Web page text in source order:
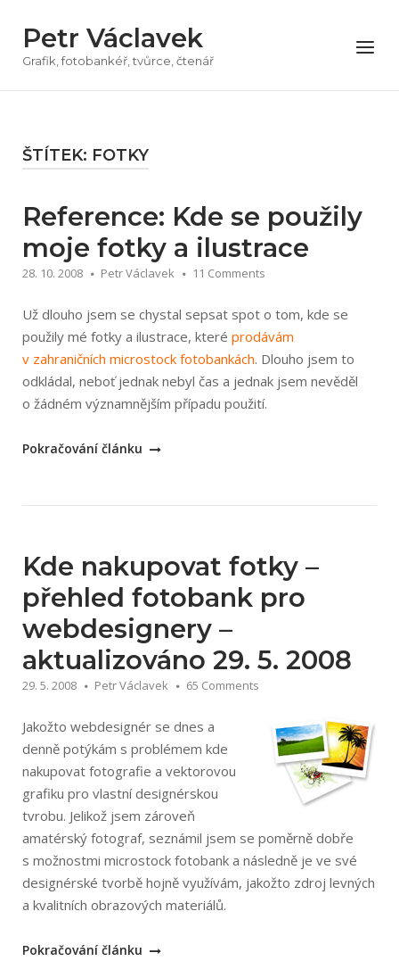
obsah
Petr Václavek
Grafik, fotobankéř, tvůrce, čtenář
Menu
ŠTÍTEK: FOTKY
Reference: Kde se použily
moje fotky a ilustrace
28. 10. 2008 Petr Václavek 11 Comments
Už dlouho jsem se chystal sepsat spot o tom, kde se
použily mé fotky a ilustrace, které prodávám
v zahraničních microstock fotobankách. Dlouho jsem to
odkládal, neboť jednak nebyl čas a jednak jsem nevěděl
o žádném významnějším případu použití.
„Reference:
fotky
ilustrace“
Pokračování článku
Kde nakupovat fotky –
přehled fotobank pro
webdesignery –
aktualizováno 29. 5. 2008
29. 5. 2008 Petr Václavek 65 Comments
Jakožto webdesignér se dnes a
denně potýkám s problémem kde
nakupovat fotografie a vektorovou
grafiku pro vlastní designérskou
tvrobu. Jelikož jsem zároveň
amatérský fotograf, seznámil jsem se poměrně dobře
s možnostmi microstock fotobank a následně je ve své
designérské tvorbě hojně využívám, jakožto zdroj levných
a kvalitních obrazových materiálů.
„Kde
Pokračování článku